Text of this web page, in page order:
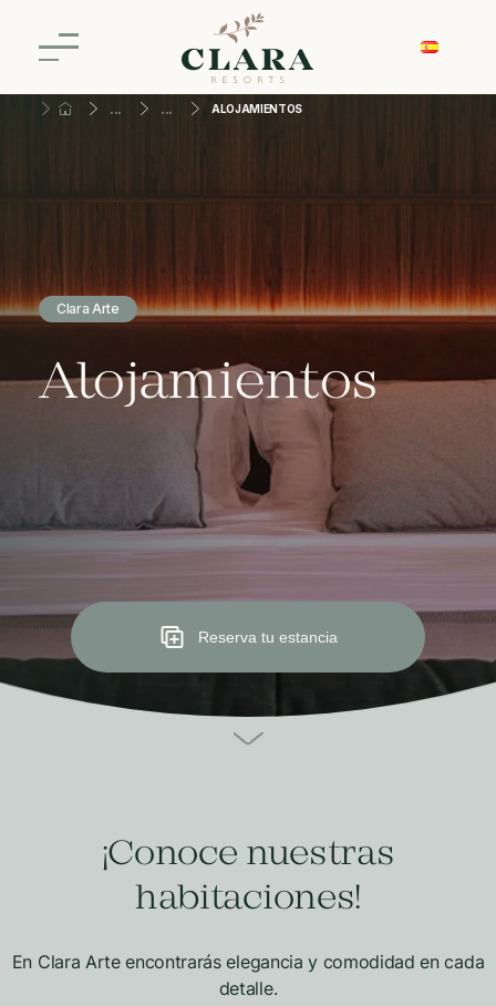
ALOJAMIENTOS
Clara Arte
Alojamientos
Reserva tu estancia
¡Conoce nuestras
habitaciones!
En Clara Arte encontrarás elegancia y comodidad en cada
detalle.